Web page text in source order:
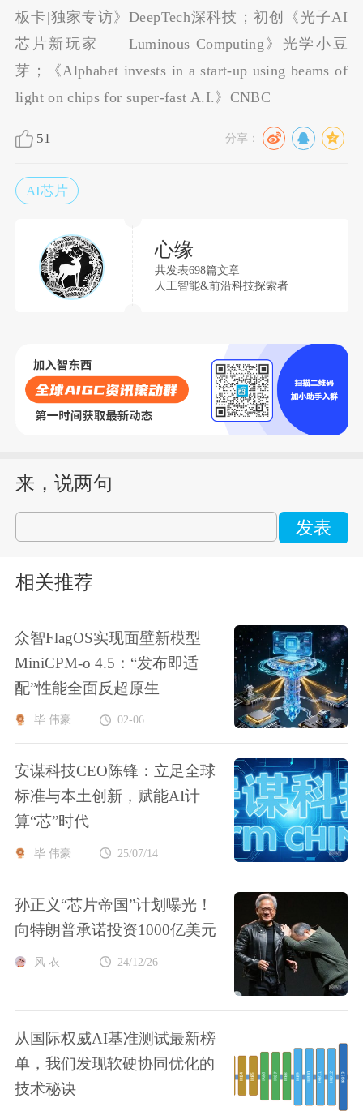
板卡|独家专访》DeepTech深科技；初创《光子AI
芯片新玩家——Luminous Computing》光学小豆
芽；《Alphabet invests in a start-up using beams of
light on chips for super-fast A.I.》CNBC
51 分享：
AI芯片
心缘
共发表698篇文章
人工智能&前沿科技探索者
来，说两句
发表
相关推荐
众智FlagOS实现面壁新模型
MiniCPM-o 4.5：“发布即适
配”性能全面反超原生
毕 伟豪 02-06
安谋科技CEO陈锋：立足全球
标准与本土创新，赋能AI计
算“芯”时代
毕 伟豪 25/07/14
孙正义“芯片帝国”计划曝光！
向特朗普承诺投资1000亿美元
风 衣 24/12/26
从国际权威AI基准测试最新榜
单，我们发现软硬协同优化的
技术秘诀